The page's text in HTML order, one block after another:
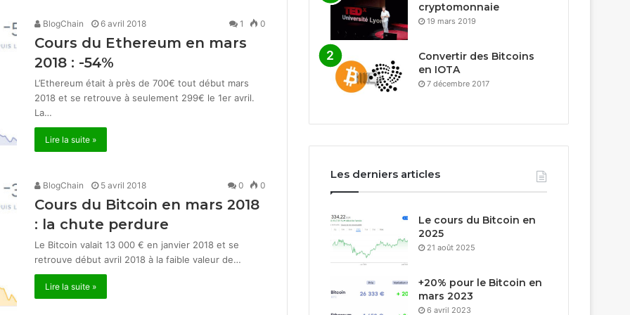
BlogChain 6 avril 2018 1 0
Cours du Ethereum en mars
2018 : -54%
L’Ethereum était à près de 700€ tout début mars
2018 et se retrouve à seulement 299€ le 1er avril.
La…
Lire la suite »
BlogChain 5 avril 2018 0 0
Cours du Bitcoin en mars 2018
: la chute perdure
Le Bitcoin valait 13 000 € en janvier 2018 et se
retrouve début avril 2018 à la faible valeur de…
Lire la suite »
cryptomonnaie
19 mars 2019
Convertir des Bitcoins
en IOTA
7 décembre 2017
Les derniers articles
Le cours du Bitcoin en
2025
21 août 2025
+20% pour le Bitcoin en
mars 2023
6 avril 2023